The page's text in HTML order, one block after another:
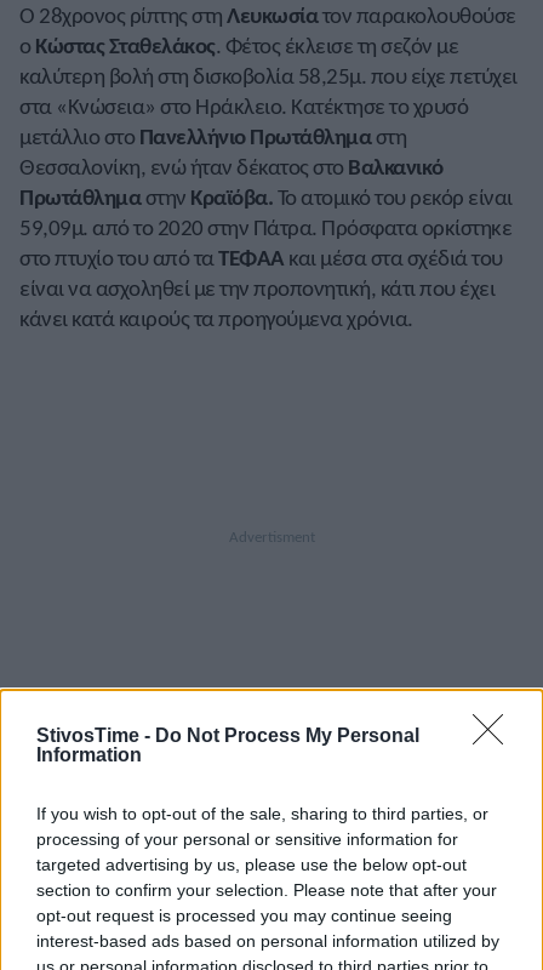
StivosTime - Do Not Process My Personal
Information
If you wish to opt-out of the sale, sharing to third parties, or
processing of your personal or sensitive information for
targeted advertising by us, please use the below opt-out
section to confirm your selection. Please note that after your
opt-out request is processed you may continue seeing
interest-based ads based on personal information utilized by
us or personal information disclosed to third parties prior to
A+ A-
Ο 28χρονος ρίπτης στηΛευκωσίατον παρακολουθούσε
ο Κώστας Σταθελάκος. Φέτος έκλεισε τη σεζόν με
καλύτερη βολή στη δισκοβολία 58,25μ. που είχε πετύχει
στα «Κνώσεια» στο Ηράκλειο. Κατέκτησε το χρυσό
μετάλλιο στο Πανελλήνιο Πρωτάθλημαστη
Θεσσαλονίκη, ενώ ήταν δέκατος στο Βαλκανικό
Πρωτάθλημα στην Κραϊόβα.Το ατομικό του ρεκόρ είναι
59,09μ. από το 2020 στην Πάτρα. Πρόσφατα ορκίστηκε
στο πτυχίο του από ταΤΕΦΑΑ και μέσα στα σχέδιά του
είναι να ασχοληθεί με την προπονητική, κάτι που έχει
κάνει κατά καιρούς τα προηγούμενα χρόνια.
Εγγραφείτε στο Stivostime των